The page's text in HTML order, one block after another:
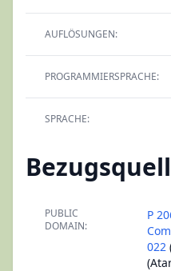
AUFLÖSUNGEN:
PROGRAMMIERSPRACHE:
SPRACHE:
PUBLIC
DOMAIN:
P
022